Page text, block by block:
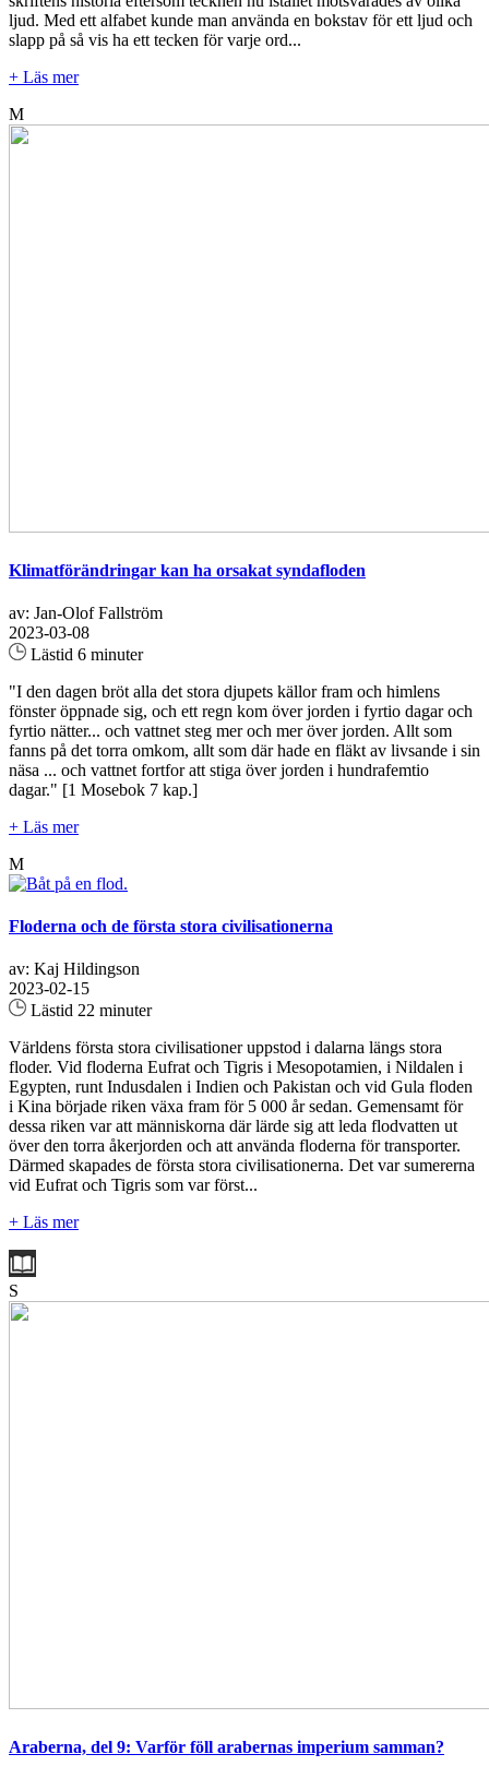
ljud. Med ett alfabet kunde man använda en bokstav för ett ljud och
slapp på så vis ha ett tecken för varje ord...
+ Läs mer
M
Klimatförändringar kan ha orsakat syndafloden
av: Jan-Olof Fallström
2023-03-08
Lästid 6 minuter
"I den dagen bröt alla det stora djupets källor fram och himlens
fönster öppnade sig, och ett regn kom över jorden i fyrtio dagar och
fyrtio nätter... och vattnet steg mer och mer över jorden. Allt som
fanns på det torra omkom, allt som där hade en fläkt av livsande i sin
näsa ... och vattnet fortfor att stiga över jorden i hundrafemtio
dagar." [1 Mosebok 7 kap.]
+ Läs mer
M
Floderna och de första stora civilisationerna
av: Kaj Hildingson
2023-02-15
Lästid 22 minuter
Världens första stora civilisationer uppstod i dalarna längs stora
floder. Vid floderna Eufrat och Tigris i Mesopotamien, i Nildalen i
Egypten, runt Indusdalen i Indien och Pakistan och vid Gula floden
i Kina började riken växa fram för 5 000 år sedan. Gemensamt för
dessa riken var att människorna där lärde sig att leda flodvatten ut
över den torra åkerjorden och att använda floderna för transporter.
Därmed skapades de första stora civilisationerna. Det var sumererna
vid Eufrat och Tigris som var först...
+ Läs mer
S
Araberna, del 9: Varför föll arabernas imperium samman?